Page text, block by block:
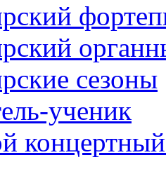
сезоны
ученик
концертный